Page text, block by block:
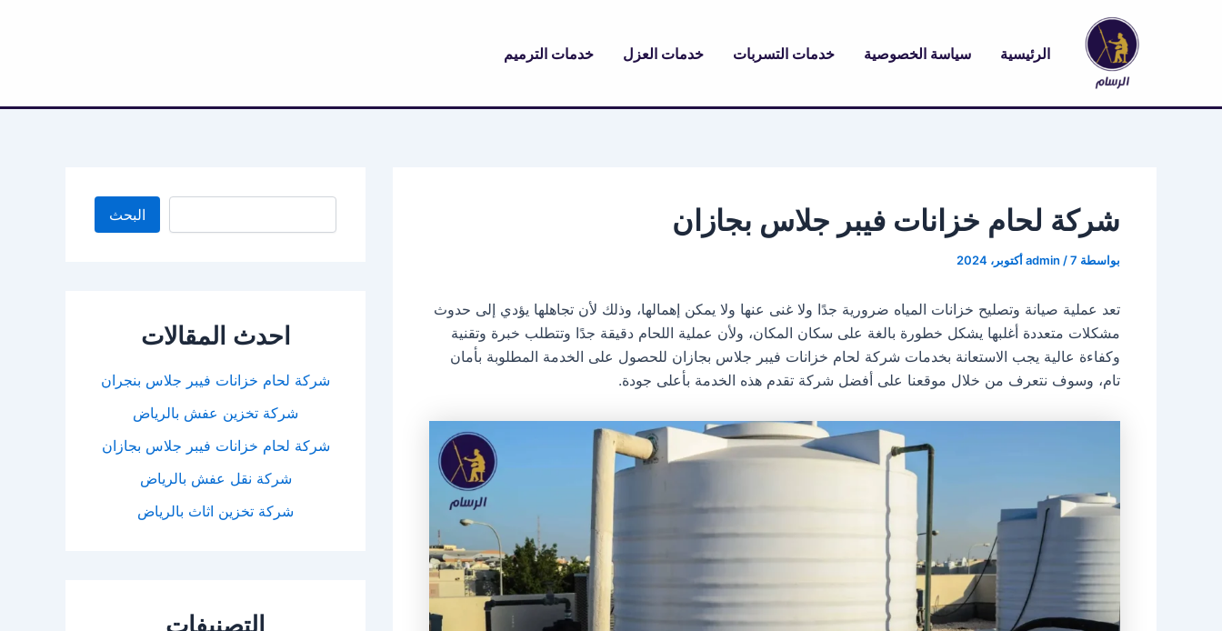
الرئيسية سياسة الخصوصية خدمات التسربات خدمات العزل خدمات الترميم
شركة لحام خزانات فيبر جلاس بجازان
بواسطة admin /7 أكتوبر، 2024
تعد عملية صيانة وتصليح خزانات المياه ضرورية جدًا ولا غنى عنها ولا يمكن إهمالها، وذلك لأن تجاهلها يؤدي إلى حدوث
مشكلات متعددة أغلبها يشكل خطورة بالغة على سكان المكان، ولأن عملية اللحام دقيقة جدًا وتتطلب خبرة وتقنية
وكفاءة عالية يجب الاستعانة بخدمات شركة لحام خزانات فيبر جلاس بجازان للحصول على الخدمة المطلوبة بأمان
تام، وسوف نتعرف من خلال موقعنا على أفضل شركة تقدم هذه الخدمة بأعلى جودة.
البحث
احدث المقالات
شركة لحام خزانات فيبر جلاس بنجران
شركة تخزين عفش بالرياض
شركة لحام خزانات فيبر جلاس بجازان
شركة نقل عفش بالرياض
شركة تخزين اثاث بالرياض